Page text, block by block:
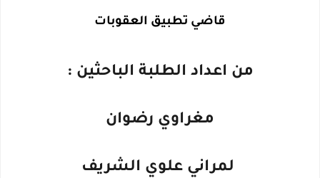
قاضي تطبيق العقوبات
من اعداد الطلبة الباحثين :
مغراوي رضوان
لمراني علوي الشريف